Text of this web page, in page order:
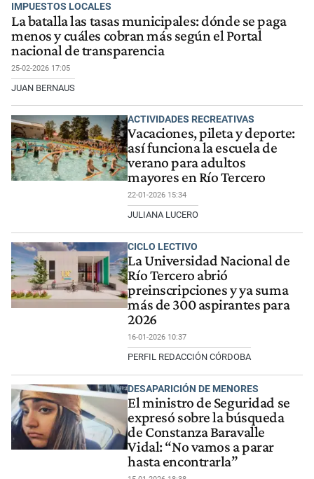
IMPUESTOS LOCALES
La batalla las tasas municipales: dónde se paga
menos y cuáles cobran más según el Portal
nacional de transparencia
25-02-2026 17:05
JUAN BERNAUS
ACTIVIDADES RECREATIVAS
Vacaciones, pileta y deporte:
así funciona la escuela de
verano para adultos
mayores en Río Tercero
22-01-2026 15:34
JULIANA LUCERO
CICLO LECTIVO
La Universidad Nacional de
Río Tercero abrió
preinscripciones y ya suma
más de 300 aspirantes para
2026
16-01-2026 10:37
PERFIL REDACCIÓN CÓRDOBA
DESAPARICIÓN DE MENORES
El ministro de Seguridad se
expresó sobre la búsqueda
de Constanza Baravalle
Vidal: “No vamos a parar
hasta encontrarla”